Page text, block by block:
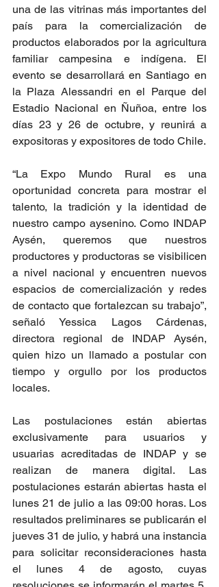
una de las vitrinas más importantes del
país para la comercialización de
productos elaborados por la agricultura
familiar campesina e indígena. El
evento se desarrollará en Santiago en
la Plaza Alessandri en el Parque del
Estadio Nacional en Ñuñoa, entre los
días 23 y 26 de octubre, y reunirá a
expositoras y expositores de todo Chile.
“La Expo Mundo Rural es una
oportunidad concreta para mostrar el
talento, la tradición y la identidad de
nuestro campo aysenino. Como INDAP
Aysén, queremos que nuestros
productores y productoras se visibilicen
a nivel nacional y encuentren nuevos
espacios de comercialización y redes
de contacto que fortalezcan su trabajo”,
señaló Yessica Lagos Cárdenas,
directora regional de INDAP Aysén,
quien hizo un llamado a postular con
tiempo y orgullo por los productos
locales.
Las postulaciones están abiertas
exclusivamente para usuarios y
usuarias acreditadas de INDAP y se
realizan de manera digital. Las
postulaciones estarán abiertas hasta el
lunes 21 de julio a las 09:00 horas. Los
resultados preliminares se publicarán el
jueves 31 de julio, y habrá una instancia
para solicitar reconsideraciones hasta
el lunes 4 de agosto, cuyas